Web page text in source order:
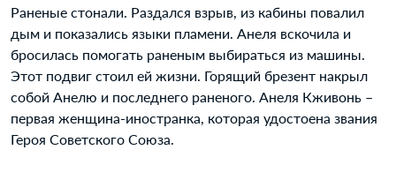
Раненые стонали. Раздался взрыв, из кабины повалил
дым и показались языки пламени. Анеля вскочила и
бросилась помогать раненым выбираться из машины.
Этот подвиг стоил ей жизни. Горящий брезент накрыл
собой Анелю и последнего раненого. Анеля Кживонь –
первая женщина-иностранка, которая удостоена звания
Героя Советского Союза.